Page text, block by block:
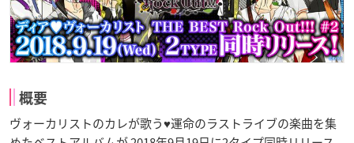
概要
ヴォーカリストのカレが歌う♥運命のラストライブの楽曲を集